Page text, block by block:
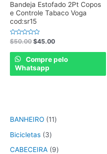
Bandeja Estofado 2Pt Copos
e Controle Tabaco Voga
cod:sr15
Rated
0
out
$50.00 $45.00
Compre pelo
Whatsapp
BANHEIRO 11
Bicicletas
3
CABECEIRA
9